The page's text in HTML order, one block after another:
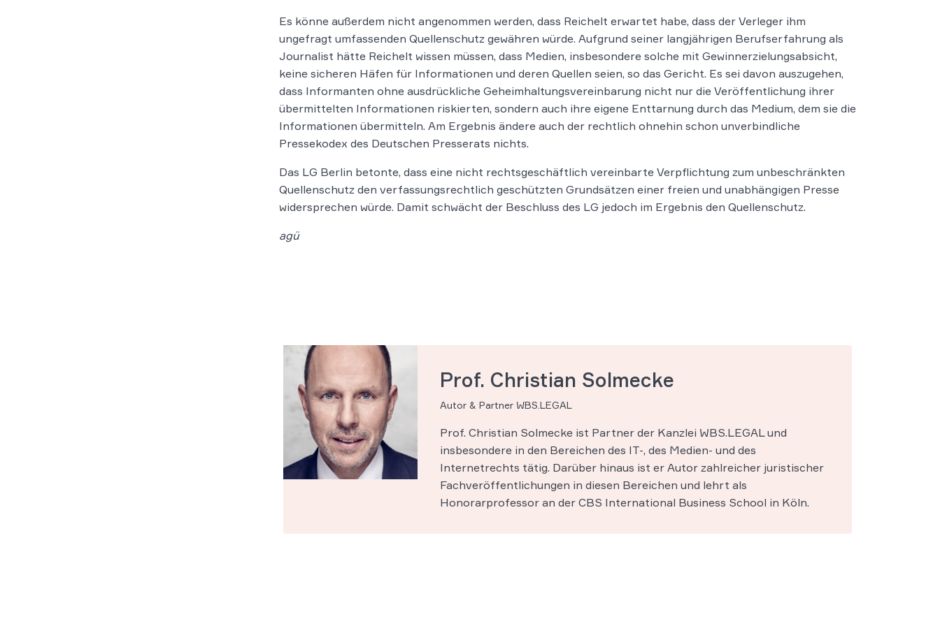
Es könne außerdem nicht angenommen werden, dass Reichelt erwartet habe, dass der Verleger ihm
ungefragt umfassenden Quellenschutz gewähren würde. Aufgrund seiner langjährigen Berufserfahrung als
Journalist hätte Reichelt wissen müssen, dass Medien, insbesondere solche mit Gewinnerzielungsabsicht,
keine sicheren Häfen für Informationen und deren Quellen seien, so das Gericht. Es sei davon auszugehen,
dass Informanten ohne ausdrückliche Geheimhaltungsvereinbarung nicht nur die Veröffentlichung ihrer
übermittelten Informationen riskierten, sondern auch ihre eigene Enttarnung durch das Medium, dem sie die
Informationen übermitteln. Am Ergebnis ändere auch der rechtlich ohnehin schon unverbindliche
Pressekodex des Deutschen Presserats nichts.
Das LG Berlin betonte, dass eine nicht rechtsgeschäftlich vereinbarte Verpflichtung zum unbeschränkten
Quellenschutz den verfassungsrechtlich geschützten Grundsätzen einer freien und unabhängigen Presse
widersprechen würde. Damit schwächt der Beschluss des LG jedoch im Ergebnis den Quellenschutz.
agü
Prof. Christian Solmecke
Autor & Partner WBS.LEGAL
Prof. Christian Solmecke ist Partner der Kanzlei WBS.LEGAL und
insbesondere in den Bereichen des IT-, des Medien- und des
Internetrechts tätig. Darüber hinaus ist er Autor zahlreicher juristischer
Fachveröffentlichungen in diesen Bereichen und lehrt als
Honorarprofessor an der CBS International Business School in Köln.